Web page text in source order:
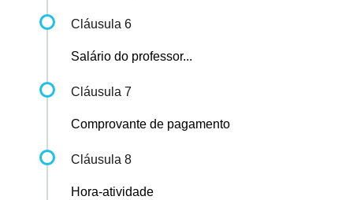
Cláusula 6
Salário do professor...
Cláusula 7
Comprovante de pagamento
Cláusula 8
Hora-atividade